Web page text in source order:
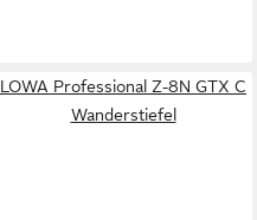
LOWA Professional Z-8N GTX C
Wanderstiefel